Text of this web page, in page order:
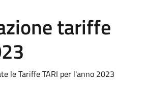
tariffe
le Tariffe TARI per l'anno 2023